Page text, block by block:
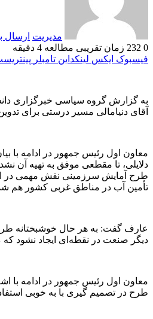
مدیریت ارسال
0
زمان تقریبی مطالعه 4 دقیقه
فیسبوک ایکس لینکداین تامبلر
به گزارش گروه سیاسی خبرگزاری
آقای دنیامالی مسیر درستی برای
معاون اول رئیس جمهور در ادامه با
طرح آمایش سرزمینی نقش مهمی در
تأمین آب در مناطق غربی کشور هم
عارف گفت: به هر حال خوشبختانه طرح
دیگر صنعت در نقطه‌ای ایجاد نشود
معاون اول رئیس جمهور در ادامه
طرح در تصمیم گیری با به خوبی